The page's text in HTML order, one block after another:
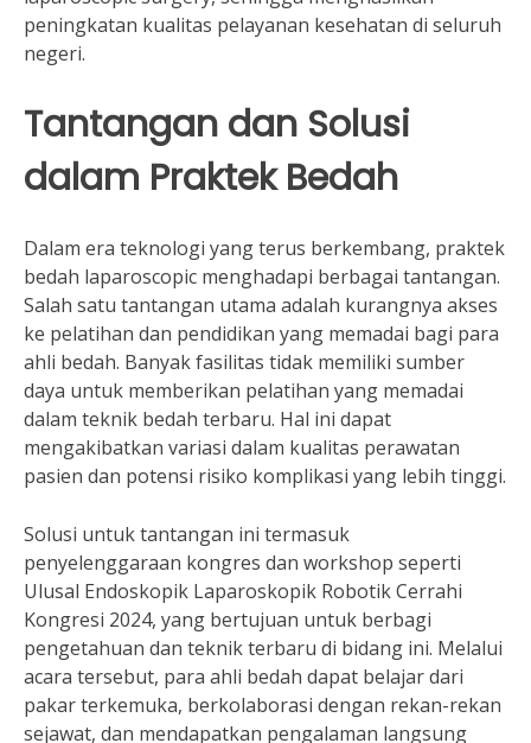
peningkatan kualitas pelayanan kesehatan di seluruh
negeri.
Tantangan dan Solusi
dalam Praktek Bedah
Dalam era teknologi yang terus berkembang, praktek
bedah laparoscopic menghadapi berbagai tantangan.
Salah satu tantangan utama adalah kurangnya akses
ke pelatihan dan pendidikan yang memadai bagi para
ahli bedah. Banyak fasilitas tidak memiliki sumber
daya untuk memberikan pelatihan yang memadai
dalam teknik bedah terbaru. Hal ini dapat
mengakibatkan variasi dalam kualitas perawatan
pasien dan potensi risiko komplikasi yang lebih tinggi.
Solusi untuk tantangan ini termasuk
penyelenggaraan kongres dan workshop seperti
Ulusal Endoskopik Laparoskopik Robotik Cerrahi
Kongresi 2024, yang bertujuan untuk berbagi
pengetahuan dan teknik terbaru di bidang ini. Melalui
acara tersebut, para ahli bedah dapat belajar dari
pakar terkemuka, berkolaborasi dengan rekan-rekan
sejawat, dan mendapatkan pengalaman langsung